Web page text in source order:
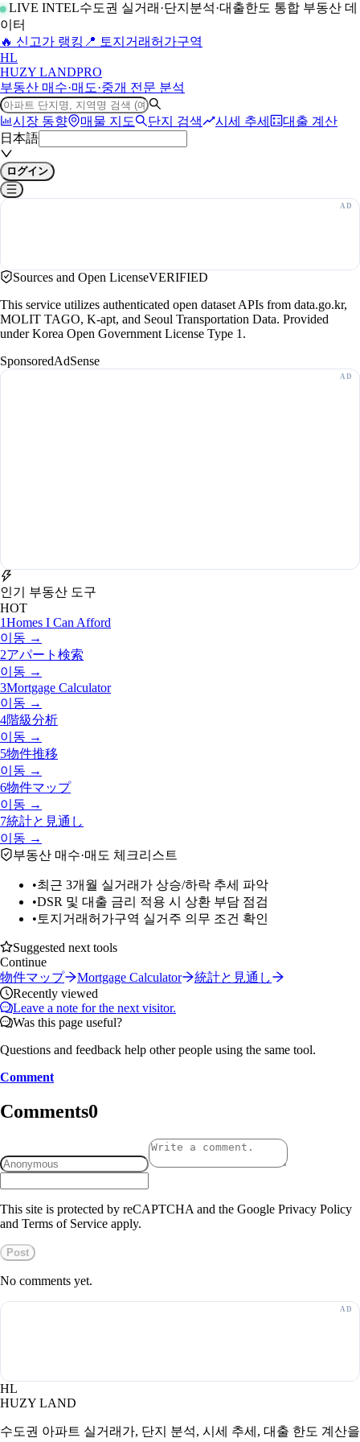
LIVE INTEL수도권 실거래·단지분석·대출한도 통합 부동산 데
이터
🔥 신고가 랭킹 📍 토지거래허가구역
HL
HUZY LANDPRO
부동산 매수·매도·중개 전문 분석
시장 동향 매물 지도 단지 검색 시세 추세
대출 계산
日本語
ログイン
Sources and Open LicenseVERIFIED
This service utilizes authenticated open dataset APIs from data.go.kr,
MOLIT TAGO, K-apt, and Seoul Transportation Data. Provided
under Korea Open Government License Type 1.
SponsoredAdSense
인기 부동산 도구
HOT
1Homes I Can Afford
이동 →
2アパート検索
이동 →
3Mortgage Calculator
이동 →
4階級分析
이동 →
5物件推移
이동 →
6物件マップ
이동 →
7統計と見通し
이동 →
부동산 매수·매도 체크리스트
•최근 3개월 실거래가 상승/하락 추세 파악
•DSR 및 대출 금리 적용 시 상환 부담 점검
• 토지거래허가구역 실거주 의무 조건 확인
Suggested next tools
Continue
物件マップ
Mortgage Calculator
統計と見通し
Recently viewed
Leave a note for the next visitor.
Was this page useful?
Questions and feedback help other people using the same tool.
Comment
Comments0
This site is protected by reCAPTCHA and the Google Privacy Policy
and Terms of Service apply.
Post
No comments yet.
HL
HUZY LAND
수도권 아파트 실거래가, 단지 분석, 시세 추세, 대출 한도 계산을